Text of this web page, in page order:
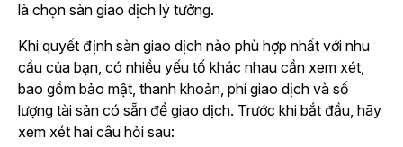
là chọn sàn giao dịch lý tưởng.
Khi quyết định sàn giao dịch nào phù hợp nhất với nhu
cầu của bạn, có nhiều yếu tố khác nhau cần xem xét,
bao gồm bảo mật, thanh khoản, phí giao dịch và số
lượng tài sản có sẵn để giao dịch. Trước khi bắt đầu, hãy
xem xét hai câu hỏi sau: